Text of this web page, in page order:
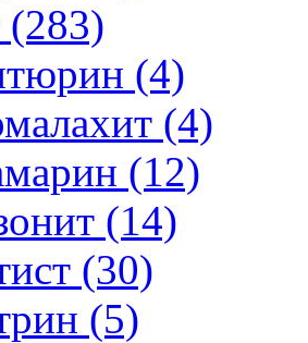
(283)
(4)
(4)
(12)
(14)
(30)
(5)